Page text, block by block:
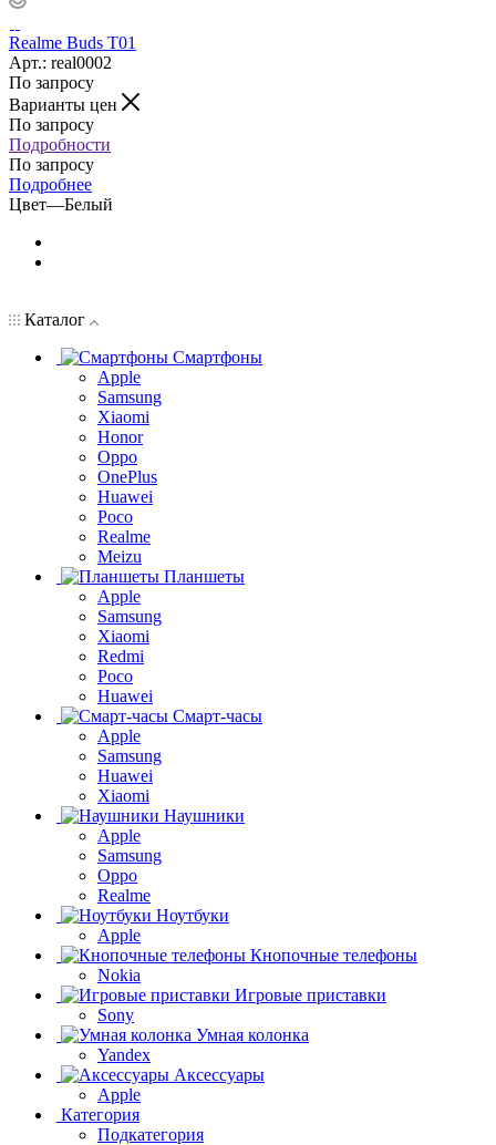
Realme Buds T01
Арт.: real0002
По запросу
Варианты цен
По запросу
Подробности
По запросу
Подробнее
Цвет—Белый
Каталог
Смартфоны
Apple
Samsung
Xiaomi
Honor
Oppo
OnePlus
Huawei
Poco
Realme
Meizu
Планшеты
Apple
Samsung
Xiaomi
Redmi
Poco
Huawei
Смарт-часы
Apple
Samsung
Huawei
Xiaomi
Наушники
Apple
Samsung
Oppo
Realme
Ноутбуки
Apple
Кнопочные телефоны
Nokia
Игровые приставки
Sony
Умная колонка
Yandex
Аксессуары
Apple
Категория
Подкатегория